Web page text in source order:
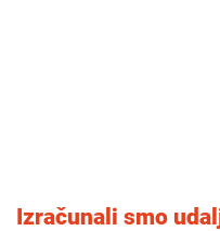
Izračunali smo